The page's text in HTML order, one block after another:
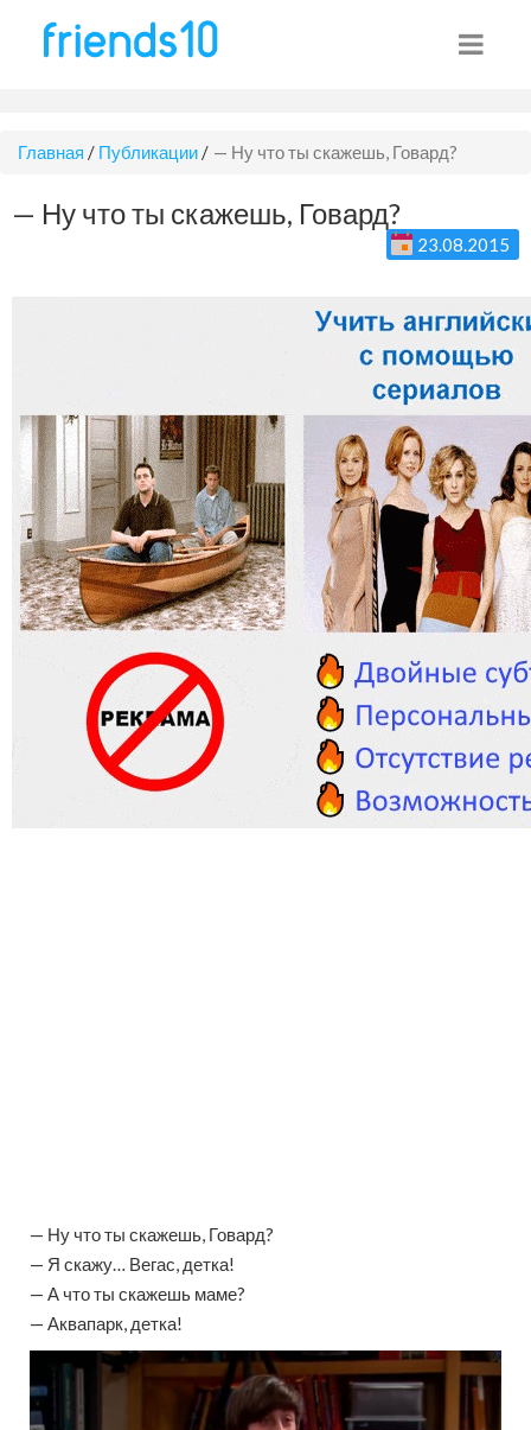
Главная / Публикации / — Ну что ты скажешь, Говард?
— Ну что ты скажешь, Говард?
23.08.2015
— Ну что ты скажешь, Говард?
— Я скажу… Вегас, детка!
— А что ты скажешь маме?
— Аквапарк, детка!